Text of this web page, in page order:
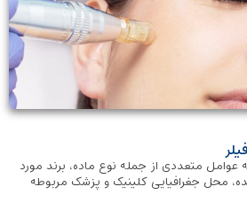
متعددی از جمله نوع ماده، برند مورد
محل جغرافیایی کلینیک و پزشک مربوطه